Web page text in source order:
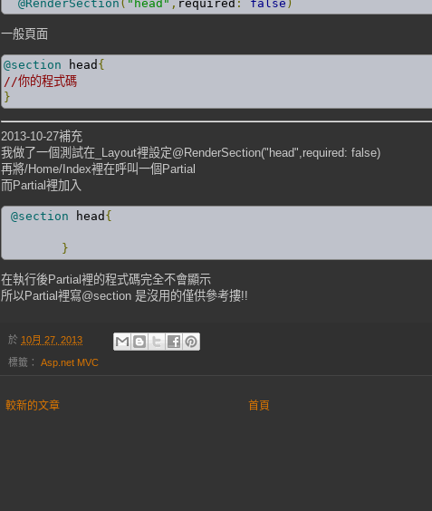
@RenderSection ( "head" , required : false )
一般頁面
@section head {
//你的程式碼
}
2013-10-27補充
我做了一個測試在_Layout裡設定@RenderSection("head",required: false)
再將/Home/Index裡在呼叫一個Partial
而Partial裡加入
@section head {
}
在執行後Partial裡的程式碼完全不會顯示
所以Partial裡寫@section 是沒用的僅供參考摟!!
於 10月 27, 2013
標籤： Asp.net MVC
較新的文章 首頁